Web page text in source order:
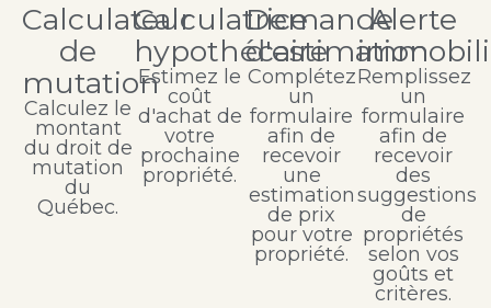
Calculateur
de
mutation
Calculez le
montant
du droit de
mutation
du
Québec.
Calculatrice
hypothécaire
Estimez le
coût
d'achat de
votre
prochaine
propriété.
Demande
d'estimation
Complétez
un
formulaire
afin de
recevoir
une
estimation
de prix
pour votre
propriété.
Alerte
Remplissez
un
formulaire
afin de
recevoir
des
suggestions
de
propriétés
selon vos
goûts et
critères.